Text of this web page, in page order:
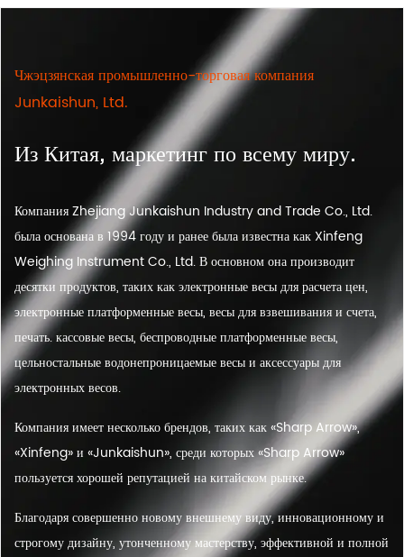
Чжэцзянская промышленно-торговая компания
Junkaishun, Ltd.
Из Китая, маркетинг по всему миру.
Компания Zhejiang Junkaishun Industry and Trade Co., Ltd.
была основана в 1994 году и ранее была известна как Xinfeng
Weighing Instrument Co., Ltd. В основном она производит
десятки продуктов, таких как электронные весы для расчета цен,
электронные платформенные весы, весы для взвешивания и счета,
печать. кассовые весы, беспроводные платформенные весы,
цельностальные водонепроницаемые весы и аксессуары для
электронных весов.
Компания имеет несколько брендов, таких как «Sharp Arrow»,
«Xinfeng» и «Junkaishun», среди которых «Sharp Arrow»
пользуется хорошей репутацией на китайском рынке.
Благодаря совершенно новому внешнему виду, инновационному и
строгому дизайну, утонченному мастерству, эффективной и полной